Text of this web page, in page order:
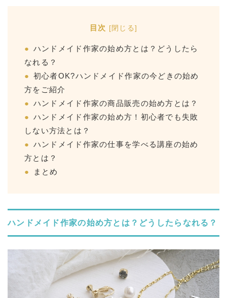
目次 [ 閉じる ]
ハンドメイド作家の始め方とは？どうしたら
なれる？
初心者OK?ハンドメイド作家の今どきの始め
方をご紹介
ハンドメイド作家の商品販売の始め方とは？
ハンドメイド作家の始め方！初心者でも失敗
しない方法とは？
ハンドメイド作家の仕事を学べる講座の始め
方とは？
まとめ
ハンドメイド作家の始め方とは？どうしたらなれる？